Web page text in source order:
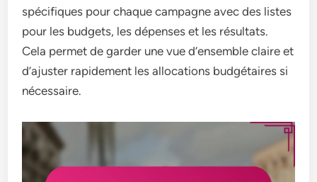
spécifiques pour chaque campagne avec des listes
pour les budgets, les dépenses et les résultats.
Cela permet de garder une vue d’ensemble claire et
d’ajuster rapidement les allocations budgétaires si
nécessaire.